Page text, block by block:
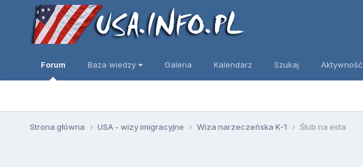
Forum Baza wiedzy Galeria Kalendarz Szukaj Aktywność
Strona główna USA - wizy imigracyjne Wiza narzeczeńska K-1 Ślub na esta